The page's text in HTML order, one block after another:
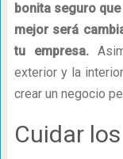
bonita seguro
mejor será
tu empresa.
exterior y la
crear un negocio
Cuidar